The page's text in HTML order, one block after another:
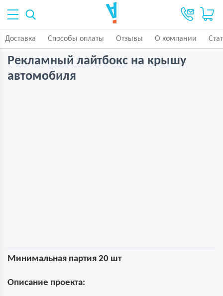
Доставка Способы оплаты Отзывы О компании
Рекламный лайтбокс на крышу
автомобиля
Минимальная партия 20 шт
Описание проекта: